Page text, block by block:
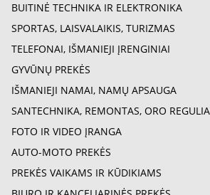
BUITINĖ TECHNIKA IR ELEKTRONIKA
SPORTAS, LAISVALAIKIS, TURIZMAS
TELEFONAI, IŠMANIEJI ĮRENGINIAI
GYVŪNŲ PREKĖS
IŠMANIEJI NAMAI, NAMŲ APSAUGA
SANTECHNIKA, REMONTAS, ORO
FOTO IR VIDEO ĮRANGA
AUTO-MOTO PREKĖS
PREKĖS VAIKAMS IR KŪDIKIAMS